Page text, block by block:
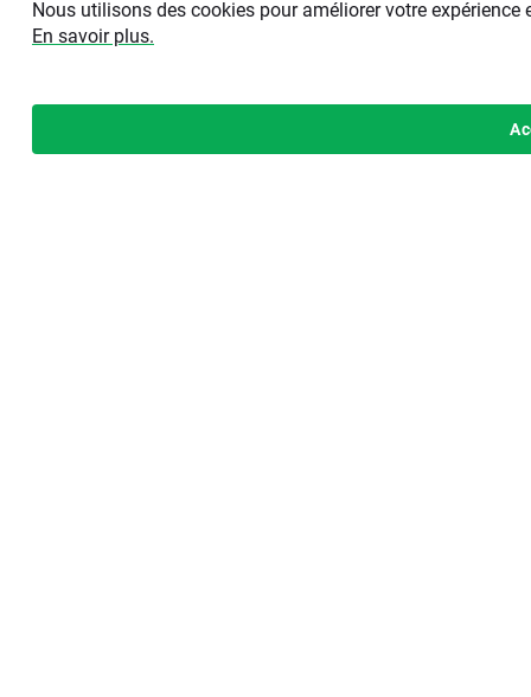
Nous utilisons des cookies pour améliorer votre
En savoir plus.